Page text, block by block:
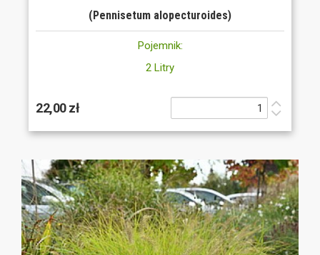
(Pennisetum alopecturoides)
Pojemnik:
2 Litry
22,00 zł